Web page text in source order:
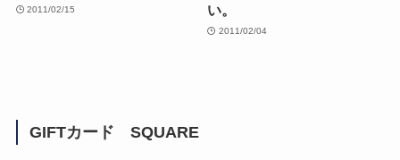
2011/02/15
い。
2011/02/04
GIFTカード SQUARE